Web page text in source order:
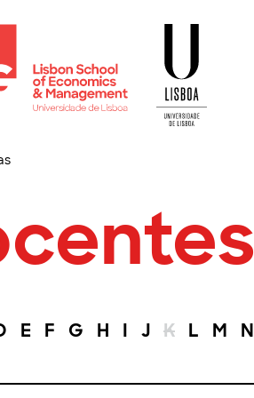
E F G H I J K L M N